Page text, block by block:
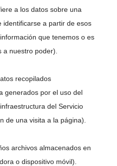
a los datos sobre una
identificarse a partir de esos
que tenemos o es
a nuestro poder).
recopilados
generados por el uso del
del Servicio
de una visita a la página).
archivos almacenados en
o dispositivo móvil).